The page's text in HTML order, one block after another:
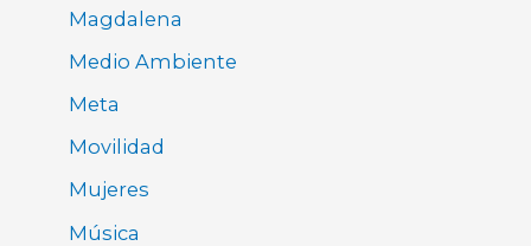
Magdalena
Medio Ambiente
Meta
Movilidad
Mujeres
Música